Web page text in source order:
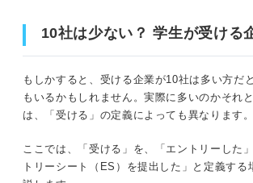
10社は少ない？ 学生が受ける
もしかすると、受ける企業が10社は多い方だ
もいるかもしれません。実際に多いのかそれ
は、「受ける」の定義によっても異なります。
ここでは、「受ける」を、「エントリーした
トリーシート（ES）を提出した」と定義する